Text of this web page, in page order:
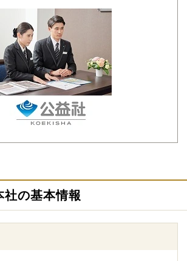
す
。初めての方はもちろん、経験のある方で
いものです。少しでも不安や心配事があれ
とでも遠慮なくご相談ください。相談によ
理解が進めば必要・不要の判断もつきやす
の基本情報